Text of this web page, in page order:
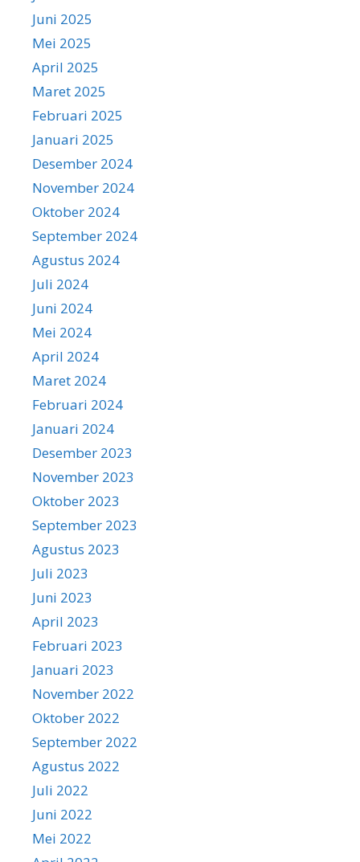
Juni 2025
Mei 2025
April 2025
Maret 2025
Februari 2025
Januari 2025
Desember 2024
November 2024
Oktober 2024
September 2024
Agustus 2024
Juli 2024
Juni 2024
Mei 2024
April 2024
Maret 2024
Februari 2024
Januari 2024
Desember 2023
November 2023
Oktober 2023
September 2023
Agustus 2023
Juli 2023
Juni 2023
April 2023
Februari 2023
Januari 2023
November 2022
Oktober 2022
September 2022
Agustus 2022
Juli 2022
Juni 2022
Mei 2022